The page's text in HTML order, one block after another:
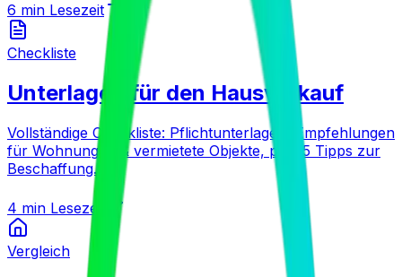
6 min Lesezeit
Checkliste
Unterlagen für den Hausverkauf
Vollständige Checkliste: Pflichtunterlagen, Empfehlungen
für Wohnungen & vermietete Objekte, plus 5 Tipps zur
Beschaffung.
4 min Lesezeit
Vergleich